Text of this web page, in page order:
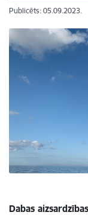
Publicēts: 05.09.2023.
Dabas